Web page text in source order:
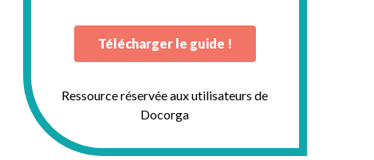
Télécharger le guide !
Ressource réservée aux utilisateurs de
Docorga